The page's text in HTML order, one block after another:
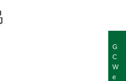
G
C
W
e